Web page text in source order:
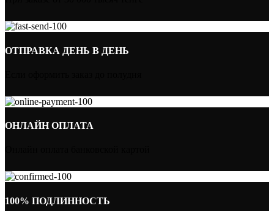
ОТПРАВКА ДЕНЬ В ДЕНЬ
ОНЛАЙН ОПЛАТА
100% ПОДЛИННОСТЬ